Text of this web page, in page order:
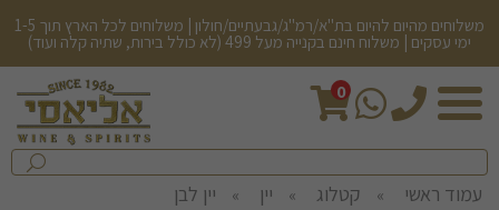
משלוחים מהיום להיום בת"א/רמ"ג/גבעתיים/חולון | משלוחים לכל הארץ תוך 1-5
ימי עסקים | משלוח חינם בקנייה מעל 499 (לא כולל בירות, שתיה קלה ועוד)
0
חיפש
בחנות...
עמוד ראשי קטלוג יין
יין לבן